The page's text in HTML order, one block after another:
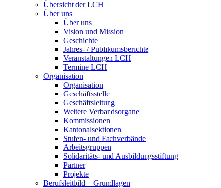
Übersicht der LCH
Über uns
Über uns
Vision und Mission
Geschichte
Jahres- / Publikumsberichte
Veranstaltungen LCH
Termine LCH
Organisation
Organisation
Geschäftsstelle
Geschäftsleitung
Weitere Verbandsorgane
Kommissionen
Kantonalsektionen
Stufen- und Fachverbände
Arbeitsgruppen
Solidaritäts- und Ausbildungsstiftung
Partner
Projekte
Berufsleitbild – Grundlagen